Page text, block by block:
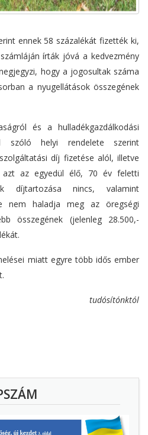
ennek 58 százalékát fizették ki,
írták jóvá a kedvezmény
hogy a jogosultak száma
a nyugellátások összegének
és a hulladékgazdálkodási
szóló helyi rendelete szerint
díj fizetése alól, illetve
az egyedül élő, 70 év feletti
díjtartozása nincs, valamint
nem haladja meg az öregségi
összegének (jelenleg 28.500,-
miatt egyre több idős ember
tudósítónktól